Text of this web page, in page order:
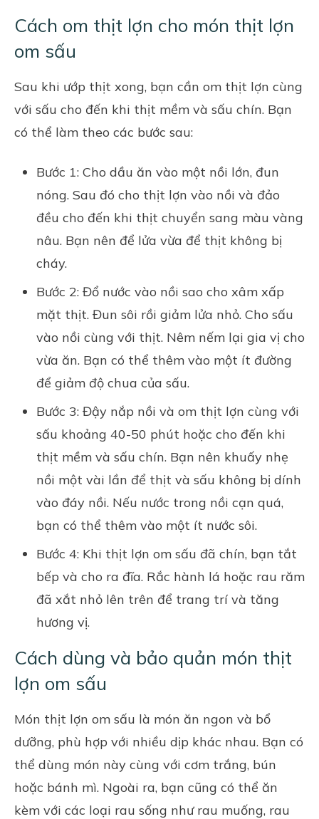
Cách om thịt lợn cho món thịt lợn
om sấu
Sau khi ướp thịt xong, bạn cần om thịt lợn cùng
với sấu cho đến khi thịt mềm và sấu chín. Bạn
có thể làm theo các bước sau:
Bước 1: Cho dầu ăn vào một nồi lớn, đun
nóng. Sau đó cho thịt lợn vào nồi và đảo
đều cho đến khi thịt chuyển sang màu vàng
nâu. Bạn nên để lửa vừa để thịt không bị
cháy.
Bước 2: Đổ nước vào nồi sao cho xâm xấp
mặt thịt. Đun sôi rồi giảm lửa nhỏ. Cho sấu
vào nồi cùng với thịt. Nêm nếm lại gia vị cho
vừa ăn. Bạn có thể thêm vào một ít đường
để giảm độ chua của sấu.
Bước 3: Đậy nắp nồi và om thịt lợn cùng với
sấu khoảng 40-50 phút hoặc cho đến khi
thịt mềm và sấu chín. Bạn nên khuấy nhẹ
nồi một vài lần để thịt và sấu không bị dính
vào đáy nồi. Nếu nước trong nồi cạn quá,
bạn có thể thêm vào một ít nước sôi.
Bước 4: Khi thịt lợn om sấu đã chín, bạn tắt
bếp và cho ra đĩa. Rắc hành lá hoặc rau răm
đã xắt nhỏ lên trên để trang trí và tăng
hương vị.
Cách dùng và bảo quản món thịt
lợn om sấu
Món thịt lợn om sấu là món ăn ngon và bổ
dưỡng, phù hợp với nhiều dịp khác nhau. Bạn có
thể dùng món này cùng với cơm trắng, bún
hoặc bánh mì. Ngoài ra, bạn cũng có thể ăn
kèm với các loại rau sống như rau muống, rau